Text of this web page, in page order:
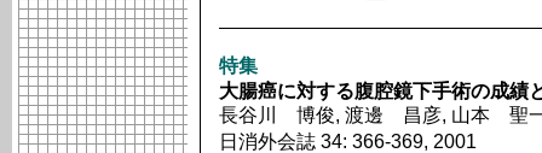
特集
大腸癌に対する腹腔鏡下手術の成績
長谷川 博俊, 渡邊 昌彦, 山本 聖
日消外会誌 34: 366-369, 2001